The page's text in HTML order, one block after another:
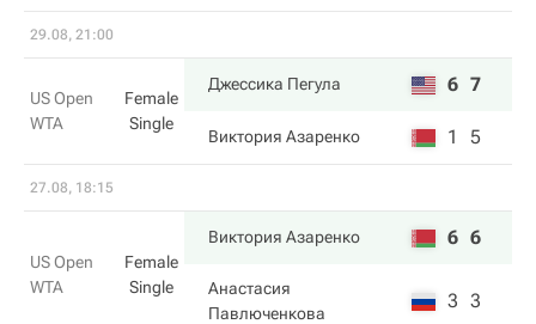
29.08, 21:00
US Open
WTA
Female
Single
Джессика Пегула 6 7
Виктория Азаренко 1 5
27.08, 18:15
US Open
WTA
Female
Single
Виктория Азаренко 6 6
Анастасия
Павлюченкова
3 3